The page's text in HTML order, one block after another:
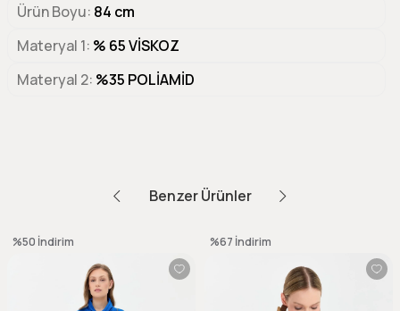
Ürün Boyu 84 cm
Materyal 1 % 65 VİSKOZ
Materyal 2 %35 POLİAMİD
Benzer Ürünler
%50 İndirim %67 İndirim